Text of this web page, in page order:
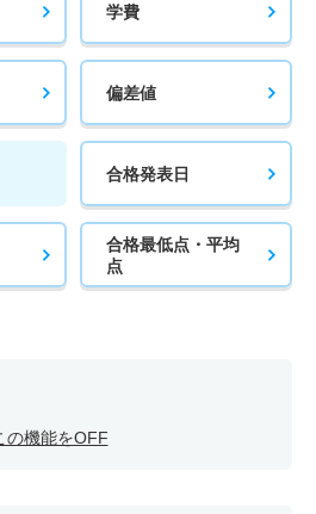
学費
偏差値
合格発表日
合格最低点・平均
点
の機能をOFF